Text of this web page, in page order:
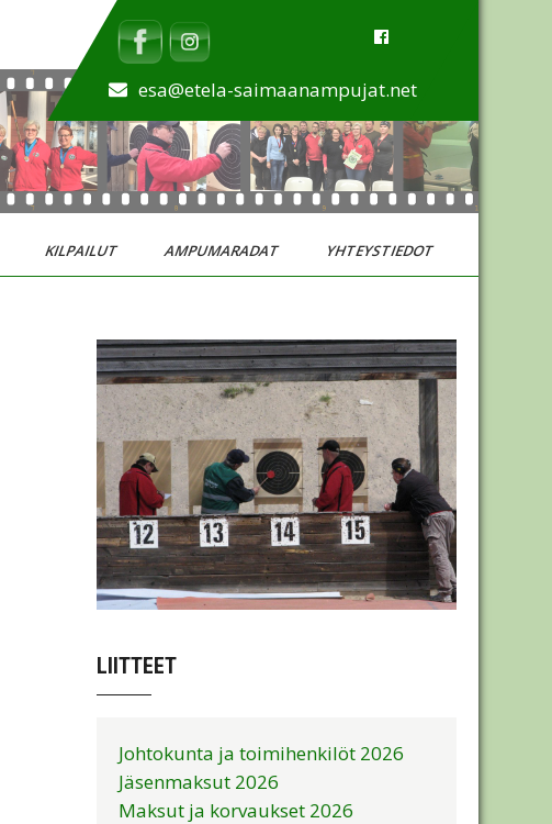
esa@etela-saimaanampujat.net
KILPAILUT AMPUMARADAT YHTEYSTIEDOT
LIITTEET
Johtokunta ja toimihenkilöt 2026
Jäsenmaksut 2026
Maksut ja korvaukset 2026